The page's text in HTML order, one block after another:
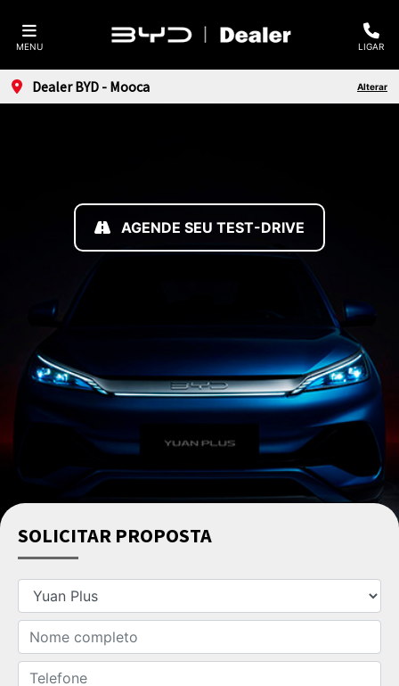
MENU LIGAR
Dealer BYD - Mooca Alterar
SOLICITAR PROPOSTA
AGENDE SEU TEST-DRIVE